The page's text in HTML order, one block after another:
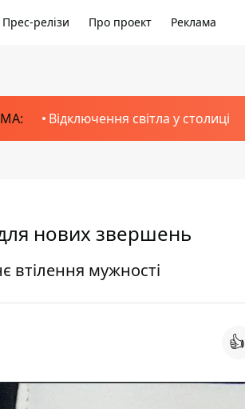
Прес-релізи Про проект Реклама
Відключення світла у столиці
нових звершень
втілення мужності
👍